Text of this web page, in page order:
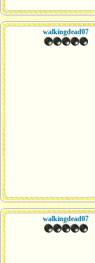
walkingdead07
walkingdead07